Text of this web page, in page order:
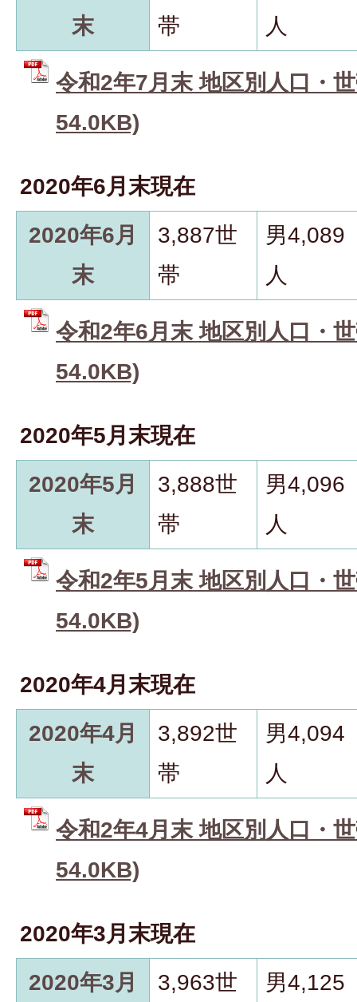
末
帯
人
令和2年7月末 地区別人口・
54.0KB)
2020年6月末現在
2020年6月
末
3,887世
帯
男4,089
人
令和2年6月末 地区別人口・
54.0KB)
2020年5月末現在
2020年5月
末
3,888世
帯
男4,096
人
令和2年5月末 地区別人口・
54.0KB)
2020年4月末現在
2020年4月
末
3,892世
帯
男4,094
人
令和2年4月末 地区別人口・
54.0KB)
2020年3月末現在
2020年3月
3,963世 男4,125